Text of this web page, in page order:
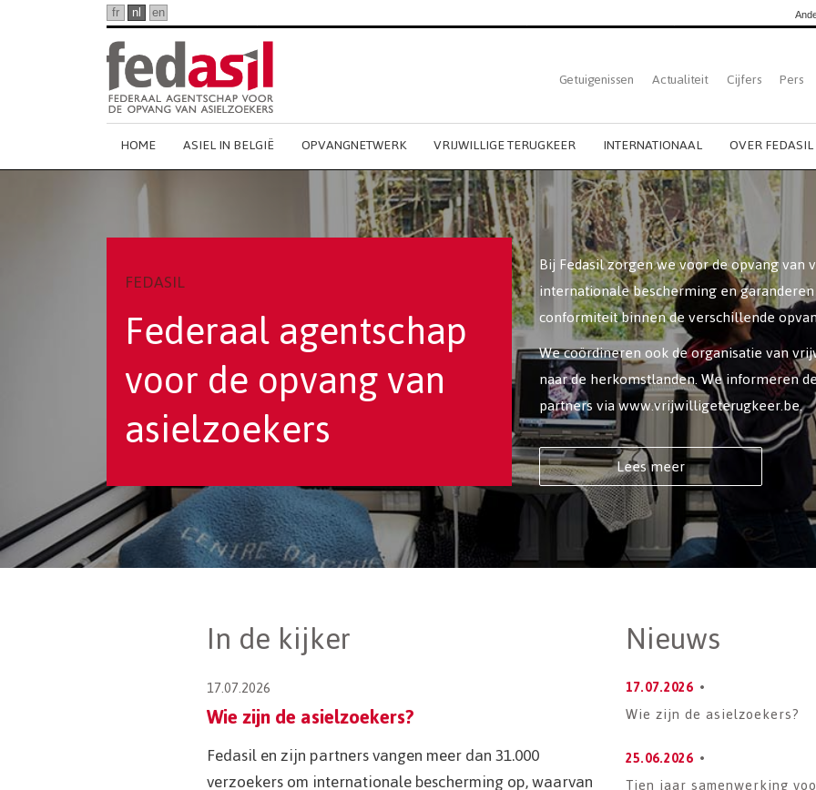
fr nl en
Top
Dutch
menu
Getuigenissen Actualiteit Cijfers Pers
Main
Dutch
Menu
HOME ASIEL IN BELGIË OPVANGNETWERK VRIJWILLIGE TERUGKEER INTERNATIONAAL OVER FEDASIL
FEDASIL
Federaal agentschap
voor de opvang van
asielzoekers
Bij Fedasil zorgen we voor de opvang van
internationale bescherming en
conformiteit binnen de verschillende
We coördineren ook de organisatie van
naar de herkomstlanden. We informeren
partners via www.vrijwilligeterugkeer.be.
Lees meer
In de kijker
17.07.2026
Wie zijn de asielzoekers?
Fedasil en zijn partners vangen meer dan 31.000
verzoekers om internationale bescherming op, waarvan
Nieuws
17.07.2026
Wie zijn de asielzoekers?
25.06.2026